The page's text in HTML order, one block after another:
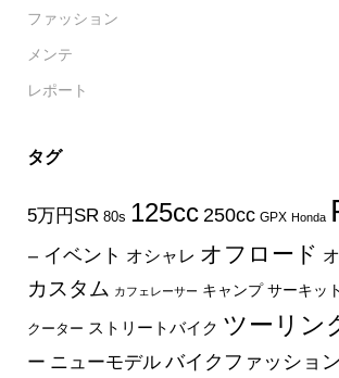
ファッション
メンテ
レポート
タグ
5万円SR 80s 125cc 250cc GPX Honda
ー イベント オシャレ オフロード
カスタム カフェレーサー キャンプ サーキット
クーター ストリートバイク ツーリン
ー ニューモデル バイクファッション